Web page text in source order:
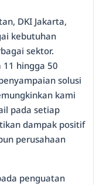
DKI Jakarta,
kebutuhan
sektor.
hingga 50
solusi
kami
pada setiap
dampak positif
perusahaan
penguatan